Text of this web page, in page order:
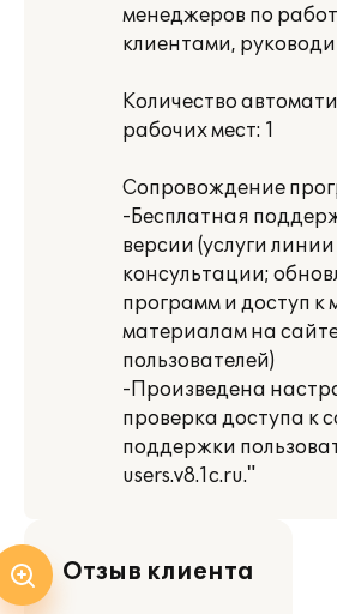
менеджеров по
клиентами,
Количество
рабочих мест: 1
Сопровождение
-Бесплатная
версии (услуги линии
консультации;
программ и доступ к
материалам на
пользователей)
-Произведена
проверка доступа к
поддержки
users.v8.1c.ru."
Отзыв клиента